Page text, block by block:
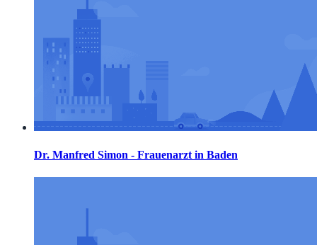
Dr. Manfred Simon - Frauenarzt in Baden